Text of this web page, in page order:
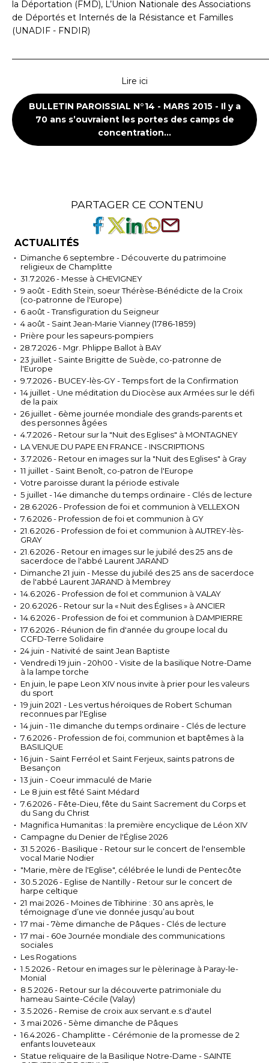
la Déportation (FMD), L’Union Nationale des Associations
de Déportés et Internés de la Résistance et Familles
(UNADIF - FNDIR)
Lire ici
BULLETIN PAROISSIAL N°14 - MARS 2015 - Il y a
70 ans s’ouvraient les portes des camps de
concentration...
PARTAGER CE CONTENU
ACTUALITÉS
Dimanche 6 septembre - Découverte du patrimoine
religieux de Champlitte
31.7.2026 - Messe à CHEVIGNEY
9 août - Edith Stein, soeur Thérèse-Bénédicte de la Croix
(co-patronne de l'Europe)
6 août - Transfiguration du Seigneur
4 août - Saint Jean-Marie Vianney (1786-1859)
Prière pour les sapeurs-pompiers
28.7.2026 - Mgr. Phlippe Ballot à BAY
23 juillet - Sainte Brigitte de Suède, co-patronne de
l'Europe
9.7.2026 - BUCEY-lès-GY - Temps fort de la Confirmation
14 juillet - Une méditation du Diocèse aux Armées sur le défi
de la paix
26 juillet - 6ème journée mondiale des grands-parents et
des personnes âgées
4.7.2026 - Retour sur la "Nuit des Eglises" à MONTAGNEY
LA VENUE DU PAPE EN FRANCE - INSCRIPTIONS
3.7.2026 - Retour en images sur la "Nuit des Eglises" à Gray
11 juillet - Saint Benoît, co-patron de l'Europe
Votre paroisse durant la période estivale
5 juillet - 14e dimanche du temps ordinaire - Clés de lecture
28.6.2026 - Profession de foi et communion à VELLEXON
7.6.2026 - Profession de foi et communion à GY
21.6.2026 - Profession de foi et communion à AUTREY-lès-
GRAY
21.6.2026 - Retour en images sur le jubilé des 25 ans de
sacerdoce de l'abbé Laurent JARAND
Dimanche 21 juin - Messe du jubilé des 25 ans de sacerdoce
de l'abbé Laurent JARAND à Membrey
14.6.2026 - Profession de foI et communion à VALAY
20.6.2026 - Retour sur la « Nuit des Églises » à ANCIER
14.6.2026 - Profession de foi et communion à DAMPIERRE
17.6.2026 - Réunion de fin d'année du groupe local du
CCFD-Terre Solidaire
24 juin - Nativité de saint Jean Baptiste
Vendredi 19 juin - 20h00 - Visite de la basilique Notre-Dame
à la lampe torche
En juin, le pape Leon XIV nous invite à prier pour les valeurs
du sport
19 juin 2021 - Les vertus héroïques de Robert Schuman
reconnues par l'Eglise
14 juin - 11e dimanche du temps ordinaire - Clés de lecture
7.6.2026 - Profession de foi, communion et baptêmes à la
BASILIQUE
16 juin - Saint Ferréol et Saint Ferjeux, saints patrons de
Besançon
13 juin - Coeur immaculé de Marie
Le 8 juin est fêté Saint Médard
7.6.2026 - Fête-Dieu, fête du Saint Sacrement du Corps et
du Sang du Christ
Magnifica Humanitas : la première encyclique de Léon XIV
Campagne du Denier de l'Église 2026
31.5.2026 - Basilique - Retour sur le concert de l'ensemble
vocal Marie Nodier
"Marie, mère de l'Eglise", célébrée le lundi de Pentecôte
30.5.2026 - Eglise de Nantilly - Retour sur le concert de
harpe celtique
21 mai 2026 - Moines de Tibhirine : 30 ans après, le
témoignage d’une vie donnée jusqu’au bout
17 mai - 7ème dimanche de Pâques - Clés de lecture
17 mai - 60e Journée mondiale des communications
sociales
Les Rogations
1.5.2026 - Retour en images sur le pèlerinage à Paray-le-
Monial
8.5.2026 - Retour sur la découverte patrimoniale du
hameau Sainte-Cécile (Valay)
3.5.2026 - Remise de croix aux servant.e.s d'autel
3 mai 2026 - 5ème dimanche de Pâques
16.4.2026 - Champlitte - Cérémonie de la promesse de 2
enfants louveteaux
Statue reliquaire de la Basilique Notre-Dame - SAINTE